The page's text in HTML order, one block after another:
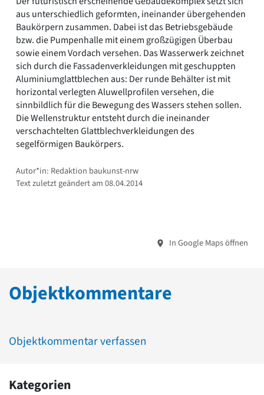
Über baukunst-nrw
Fachbeirat
Freunde & Förderer
Kontakt
Impressum
Datenschutz
Suchbegriff eingeben
aus unterschiedlich geformten, ineinander übergehenden
Baukörpern zusammen. Dabei ist das Betriebsgebäude
bzw. die Pumpenhalle mit einem großzügigen Überbau
sowie einem Vordach versehen. Das Wasserwerk zeichnet
sich durch die Fassadenverkleidungen mit geschuppten
Aluminiumglattblechen aus: Der runde Behälter ist mit
horizontal verlegten Aluwellprofilen versehen, die
sinnbildlich für die Bewegung des Wassers stehen sollen.
Die Wellenstruktur entsteht durch die ineinander
verschachtelten Glattblechverkleidungen des
segelförmigen Baukörpers.
Autor*in: Redaktion baukunst-nrw
Text zuletzt geändert am 08.04.2014
In Google Maps öffnen
Objektkommentare
Objektkommentar verfassen
Kategorien